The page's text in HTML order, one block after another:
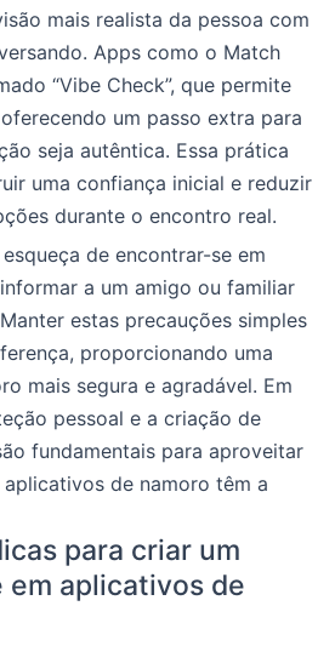
mais realista da pessoa com
Apps como o Match
“Vibe Check”, que permite
um passo extra para
seja autêntica. Essa prática
uma confiança inicial e reduzir
durante o encontro real.
de encontrar-se em
a um amigo ou familiar
estas precauções simples
proporcionando uma
mais segura e agradável. Em
pessoal e a criação de
fundamentais para aproveitar
de namoro têm a
para criar um
aplicativos de